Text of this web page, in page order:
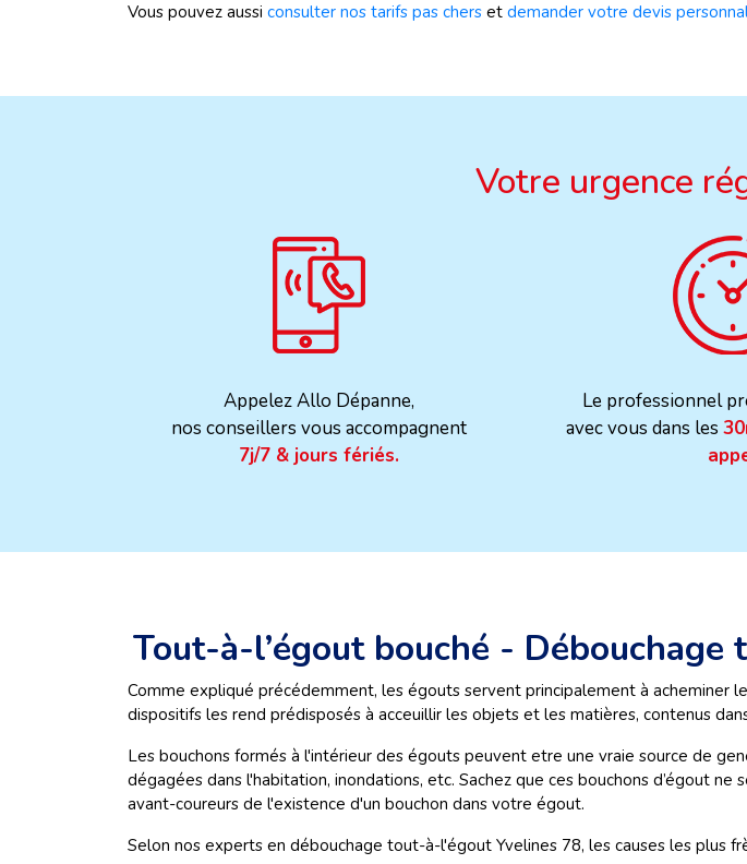
Vous pouvez aussi consulter nos tarifs pas chers et demander votre devis
Votre urgence
Appelez Allo Dépanne,
nos conseillers vous accompagnent
7j/7 & jours fériés.
Le professionnel
avec vous dans les
Tout-à-l’égout bouché -
Comme expliqué précédemment, les égouts servent principalement à
dispositifs les rend prédisposés à acceuillir les objets et les matières, contenus
Les bouchons formés à l'intérieur des égouts peuvent etre une vraie source de
dégagées dans l'habitation, inondations, etc. Sachez que ces bouchons d’égout
avant-coureurs de l'existence d'un bouchon dans votre égout.
Selon nos experts en débouchage tout-à-l'égout Yvelines 78, les causes les plus